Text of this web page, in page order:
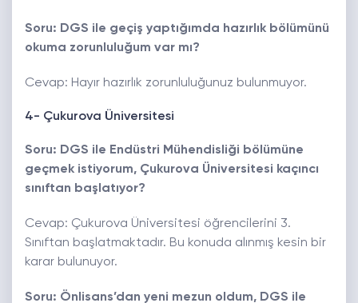
Soru: DGS ile geçiş yaptığımda hazırlık bölümünü
okuma zorunluluğum var mı?
Cevap: Hayır hazırlık zorunluluğunuz bulunmuyor.
4- Çukurova Üniversitesi
Soru: DGS ile Endüstri Mühendisliği bölümüne
geçmek istiyorum, Çukurova Üniversitesi kaçıncı
sınıftan başlatıyor?
Cevap: Çukurova Üniversitesi öğrencilerini 3.
Sınıftan başlatmaktadır. Bu konuda alınmış kesin bir
karar bulunuyor.
Soru: Önlisans’dan yeni mezun oldum, DGS ile